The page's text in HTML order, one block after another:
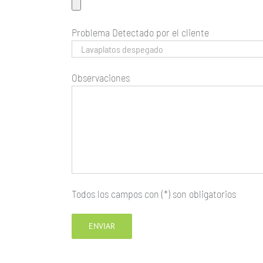
Problema Detectado por el cliente
Observaciones
Todos los campos con (*) son obligatorios